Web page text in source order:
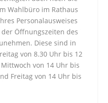
Wahlbüro im Rathaus
Personalausweises
Öffnungszeiten des
Diese sind in
von 8.30 Uhr bis 12
von 14 Uhr bis
Freitag von 14 Uhr bis